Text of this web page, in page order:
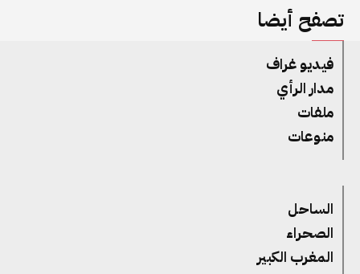
تصفح أيضا
فيديو غراف
مدار الرأي
ملفات
منوعات
الساحل
الصحراء
المغرب الكبير